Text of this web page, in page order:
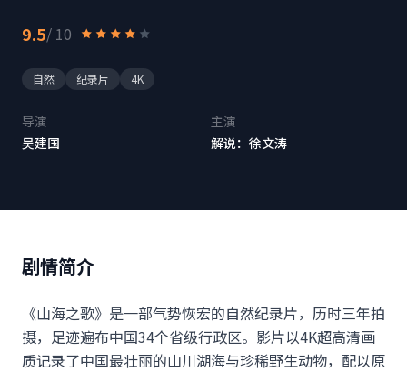
9.5/ 10
自然 纪录片 4K
导演
吴建国
主演
解说：徐文涛
剧情简介
《山海之歌》是一部气势恢宏的自然纪录片，历时三年拍
摄，足迹遍布中国34个省级行政区。影片以4K超高清画
质记录了中国最壮丽的山川湖海与珍稀野生动物，配以原